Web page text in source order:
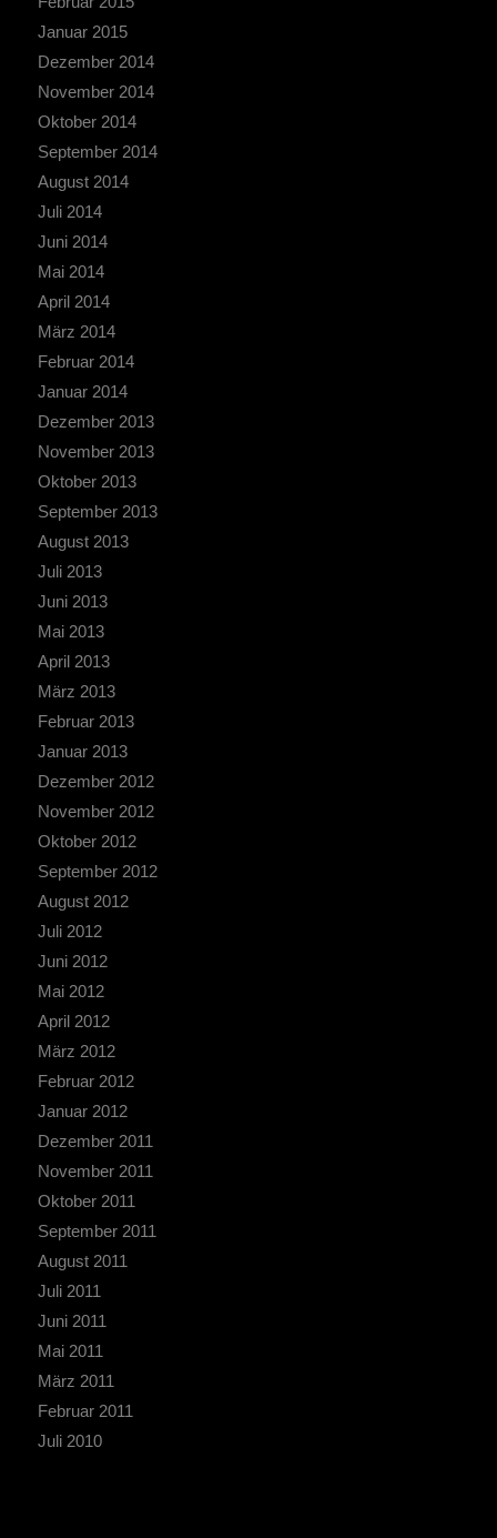
Januar 2015
Dezember 2014
November 2014
Oktober 2014
September 2014
August 2014
Juli 2014
Juni 2014
Mai 2014
April 2014
März 2014
Februar 2014
Januar 2014
Dezember 2013
November 2013
Oktober 2013
September 2013
August 2013
Juli 2013
Juni 2013
Mai 2013
April 2013
März 2013
Februar 2013
Januar 2013
Dezember 2012
November 2012
Oktober 2012
September 2012
August 2012
Juli 2012
Juni 2012
Mai 2012
April 2012
März 2012
Februar 2012
Januar 2012
Dezember 2011
November 2011
Oktober 2011
September 2011
August 2011
Juli 2011
Juni 2011
Mai 2011
März 2011
Februar 2011
Juli 2010